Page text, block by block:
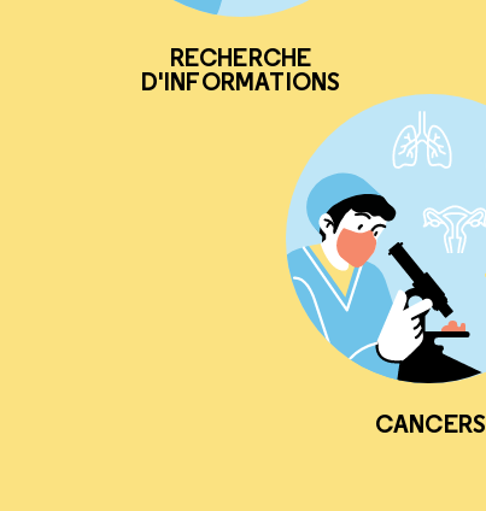
RECHERCHE
D'INFORMATIONS
CANCERS